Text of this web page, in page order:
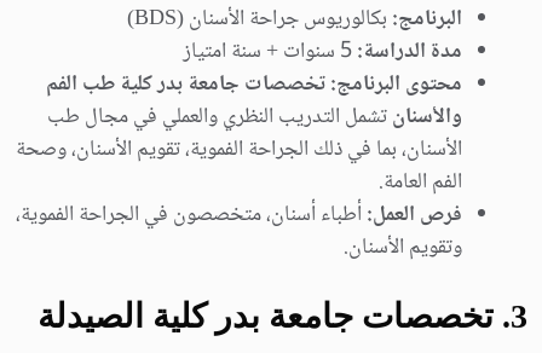
البرنامج: بكالوريوس جراحة الأسنان (BDS)
مدة الدراسة:5 سنوات + سنة امتياز
محتوى البرنامج:تخصصات جامعة بدر كلية طب الفم
والأسنانتشمل التدريب النظري والعملي في مجال طب
الأسنان، بما في ذلك الجراحة الفموية، تقويم الأسنان، وصحة
الفم العامة.
فرص العمل: أطباء أسنان، متخصصون في الجراحة الفموية،
وتقويم الأسنان.
3. تخصصات جامعة بدر كلية الصيدلة